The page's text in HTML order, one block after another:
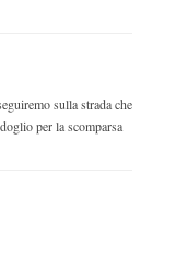
sulla strada che
per la scomparsa